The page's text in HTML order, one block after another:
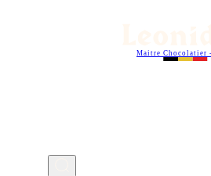
Maitre Chocolatier